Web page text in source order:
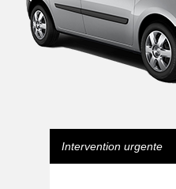
Intervention urgente